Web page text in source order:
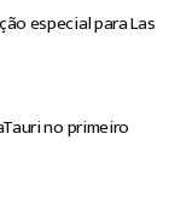
especial para Las
no primeiro